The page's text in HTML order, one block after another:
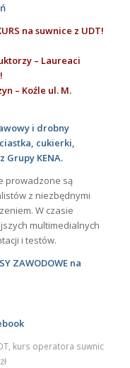
na suwnice z UDT!
– Laureaci
– Koźle ul. M.
i drobny
cukierki,
Grupy KENA.
prowadzone są
z niezbędnymi
W czasie
multimedialnych
i testów.
ZAWODOWE na
, kurs operatora suwnic